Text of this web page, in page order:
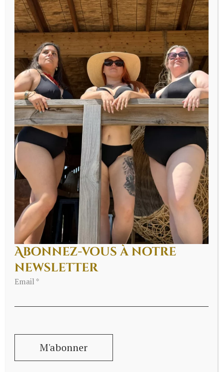
Non classé 10 juillet 2024 Aurélie
La fabuleuse Julie de
paillettes en Goguette
Il y a des rencontres qui ne vous laisse pas
indifférentes, voici celle avec …
Abonnez-vous à notre
newsletter
Email *